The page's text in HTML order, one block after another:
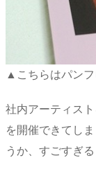
▲こちらはパンフ
社内アーティス
を開催できてし
うか、すごすぎ